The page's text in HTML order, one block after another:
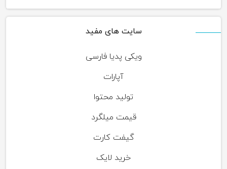
سایت های مفید
ویکی پدیا فارسی
آپارات
تولید محتوا
قیمت میلگرد
گیفت کارت
خرید لایک